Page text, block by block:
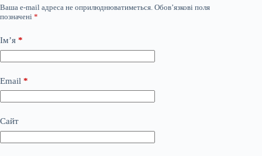
Ваша e-mail адреса не оприлюднюватиметься. Обов’язкові поля
позначені *
Ім’я *
Email *
Сайт